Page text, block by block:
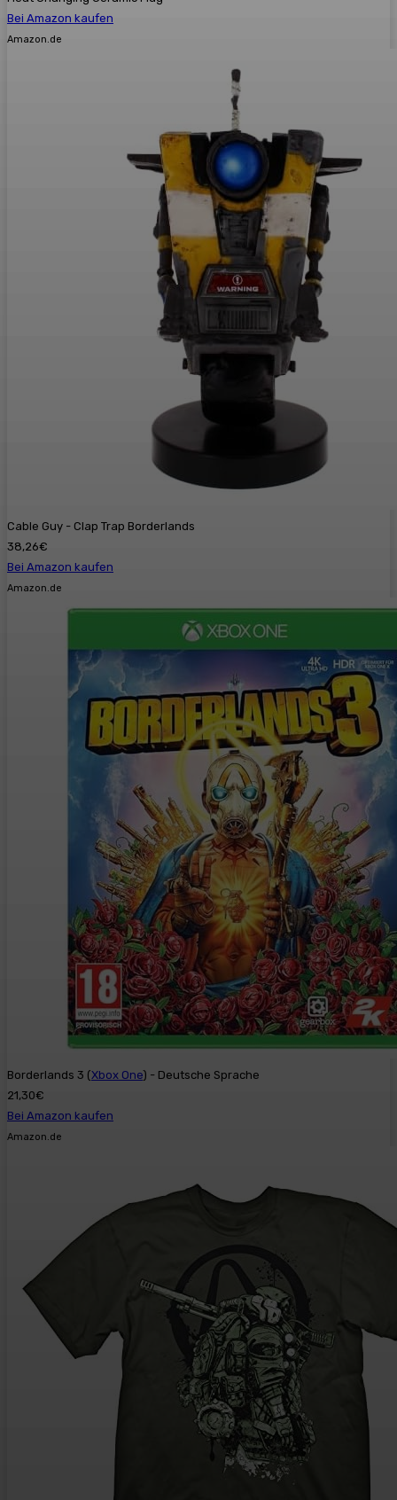
Bei Amazon kaufen
Amazon.de
Cable Guy - Clap Trap Borderlands
38,26€
Bei Amazon kaufen
Amazon.de
Borderlands 3 (Xbox One) - Deutsche Sprache
21,30€
Bei Amazon kaufen
Amazon.de